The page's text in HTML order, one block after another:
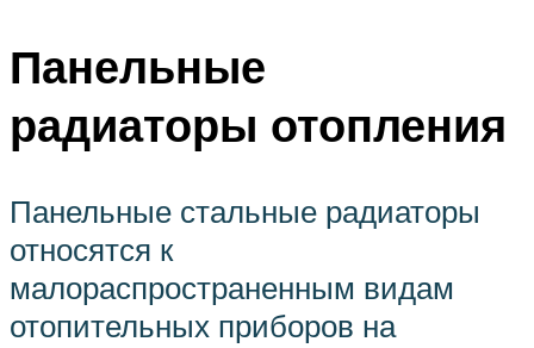
Панельные
радиаторы отопления
Панельные стальные радиаторы
относятся к
малораспространенным видам
отопительных приборов на